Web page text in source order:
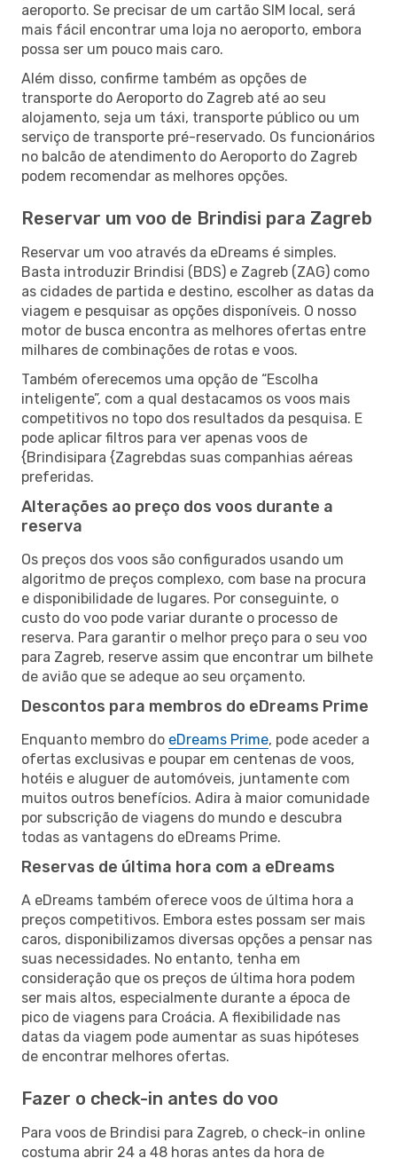
aeroporto. Se precisar de um cartão SIM local, será
mais fácil encontrar uma loja no aeroporto, embora
possa ser um pouco mais caro.
Além disso, confirme também as opções de
transporte do Aeroporto do Zagreb até ao seu
alojamento, seja um táxi, transporte público ou um
serviço de transporte pré-reservado. Os funcionários
no balcão de atendimento do Aeroporto do Zagreb
podem recomendar as melhores opções.
Reservar um voo de Brindisi para Zagreb
Reservar um voo através da eDreams é simples.
Basta introduzir Brindisi (BDS) e Zagreb (ZAG) como
as cidades de partida e destino, escolher as datas da
viagem e pesquisar as opções disponíveis. O nosso
motor de busca encontra as melhores ofertas entre
milhares de combinações de rotas e voos.
Também oferecemos uma opção de “Escolha
inteligente”, com a qual destacamos os voos mais
competitivos no topo dos resultados da pesquisa. E
pode aplicar filtros para ver apenas voos de
{Brindisipara {Zagrebdas suas companhias aéreas
preferidas.
Alterações ao preço dos voos durante a
reserva
Os preços dos voos são configurados usando um
algoritmo de preços complexo, com base na procura
e disponibilidade de lugares. Por conseguinte, o
custo do voo pode variar durante o processo de
reserva. Para garantir o melhor preço para o seu voo
para Zagreb, reserve assim que encontrar um bilhete
de avião que se adeque ao seu orçamento.
Descontos para membros do eDreams Prime
Enquanto membro do eDreams Prime, pode aceder a
ofertas exclusivas e poupar em centenas de voos,
hotéis e aluguer de automóveis, juntamente com
muitos outros benefícios. Adira à maior comunidade
por subscrição de viagens do mundo e descubra
todas as vantagens do eDreams Prime.
Reservas de última hora com a eDreams
A eDreams também oferece voos de última hora a
preços competitivos. Embora estes possam ser mais
caros, disponibilizamos diversas opções a pensar nas
suas necessidades. No entanto, tenha em
consideração que os preços de última hora podem
ser mais altos, especialmente durante a época de
pico de viagens para Croácia. A flexibilidade nas
datas da viagem pode aumentar as suas hipóteses
de encontrar melhores ofertas.
Fazer o check-in antes do voo
Para voos de Brindisi para Zagreb, o check-in online
costuma abrir 24 a 48 horas antes da hora de